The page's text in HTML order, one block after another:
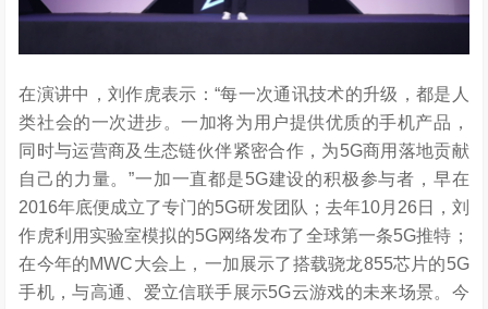
在演讲中，刘作虎表示：“每一次通讯技术的升级，都是人
类社会的一次进步。一加将为用户提供优质的手机产品，
同时与运营商及生态链伙伴紧密合作，为5G商用落地贡献
自己的力量。”一加一直都是5G建设的积极参与者，早在
2016年底便成立了专门的5G研发团队；去年10月26日，刘
作虎利用实验室模拟的5G网络发布了全球第一条5G推特；
在今年的MWC大会上，一加展示了搭载骁龙855芯片的5G
手机，与高通、爱立信联手展示5G云游戏的未来场景。今